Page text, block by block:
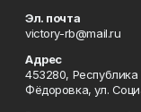
Эл. почта
victory-rb@mail.ru
Адрес
453280,
Фёдоровка, ул.